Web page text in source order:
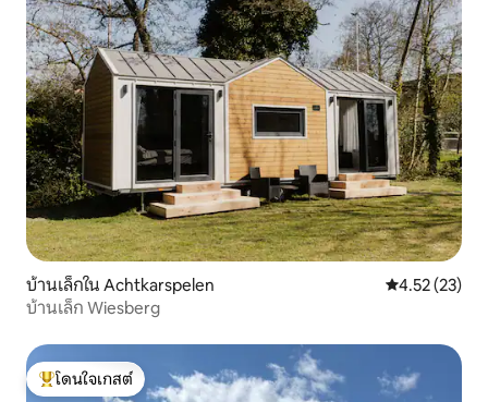
บ้านเล็กใน Achtkarspelen คะแนนเฉลี่ย
4.52 (23)
บ้านเล็ก Wiesberg
โดนใจเกสต์ที่สุด
โดนใจเกสต์